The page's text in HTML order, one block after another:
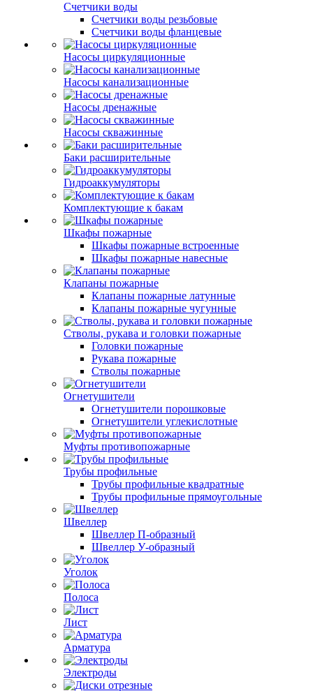
Счетчики воды
Счетчики воды резьбовые
Счетчики воды фланцевые
Насосы циркуляционные
Насосы канализационные
Насосы дренажные
Насосы скважинные
Баки расширительные
Гидроаккумуляторы
Комплектующие к бакам
Шкафы пожарные
Шкафы пожарные встроенные
Шкафы пожарные навесные
Клапаны пожарные
Клапаны пожарные латунные
Клапаны пожарные чугунные
Стволы, рукава и головки пожарные
Головки пожарные
Рукава пожарные
Стволы пожарные
Огнетушители
Огнетушители порошковые
Огнетушители углекислотные
Муфты противопожарные
Трубы профильные
Трубы профильные квадратные
Трубы профильные прямоугольные
Швеллер
Швеллер П-образный
Швеллер У-образный
Уголок
Полоса
Лист
Арматура
Электроды